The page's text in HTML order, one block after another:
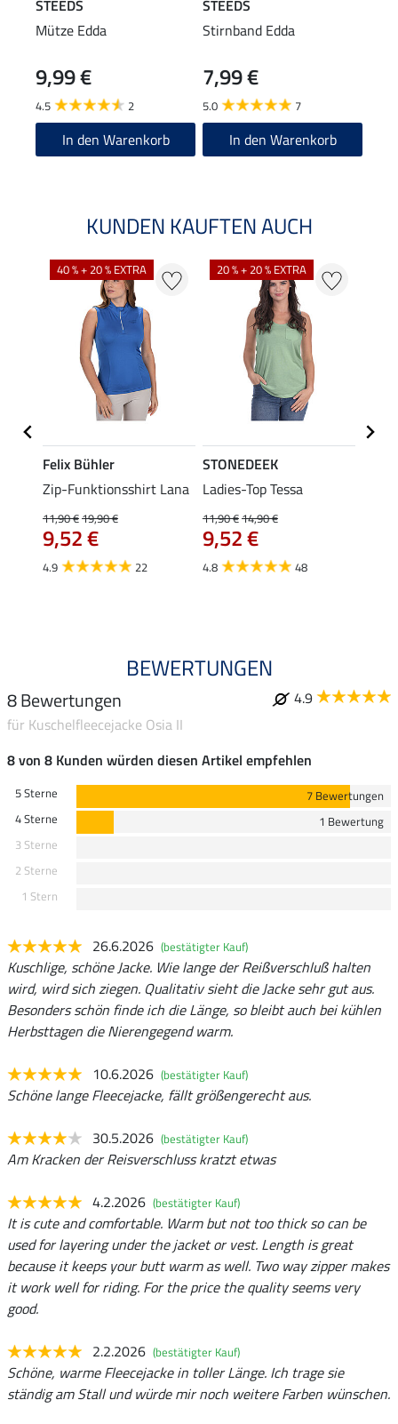
STEEDS
Mütze Edda
9,99 €
4.5 2
In den Warenkorb
STEEDS
Stirnband Edda
7,99 €
5.0 7
In den Warenkorb
KUNDEN KAUFTEN AUCH
40 % + 20 % EXTRA
Felix Bühler
Zip-Funktionsshirt Lana
11,90 €19,90 €
9,52 €
4.9 22
20 % + 20 % EXTRA
STONEDEEK
Ladies-Top Tessa
11,90 €14,90 €
9,52 €
4.8 48
BEWERTUNGEN
8 Bewertungen
4.9
für Kuschelfleecejacke Osia II
8 von 8 Kunden würden diesen Artikel empfehlen
5 Sterne
7 Bewertungen
4 Sterne
1 Bewertung
3 Sterne
2 Sterne
1 Stern
26.6.2026 (bestätigter Kauf)
Kuschlige, schöne Jacke. Wie lange der Reißverschluß halten
wird, wird sich ziegen. Qualitativ sieht die Jacke sehr gut aus.
Besonders schön finde ich die Länge, so bleibt auch bei kühlen
Herbsttagen die Nierengegend warm.
10.6.2026 (bestätigter Kauf)
Schöne lange Fleecejacke, fällt größengerecht aus.
30.5.2026 (bestätigter Kauf)
Am Kracken der Reisverschluss kratzt etwas
4.2.2026 (bestätigter Kauf)
It is cute and comfortable. Warm but not too thick so can be
used for layering under the jacket or vest. Length is great
because it keeps your butt warm as well. Two way zipper makes
it work well for riding. For the price the quality seems very
good.
2.2.2026 (bestätigter Kauf)
Schöne, warme Fleecejacke in toller Länge. Ich trage sie
ständig am Stall und würde mir noch weitere Farben wünschen.